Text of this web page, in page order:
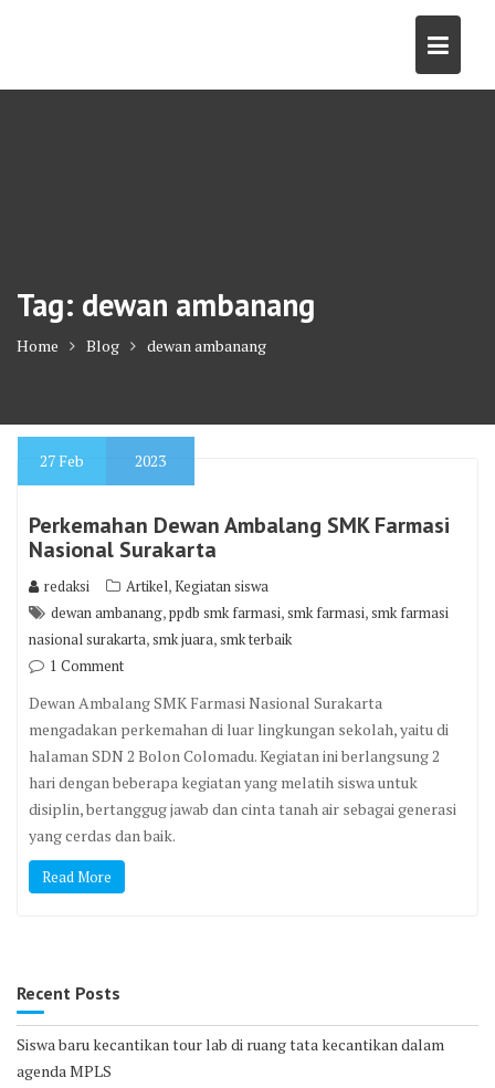
Tag: dewan ambanang
Home Blog dewan ambanang
27Feb 2023
Perkemahan Dewan Ambalang SMK Farmasi
Nasional Surakarta
redaksi Artikel,Kegiatan siswa
dewan ambanang,ppdb smk farmasi,smk farmasi,smk farmasi
nasional surakarta,smk juara,smk terbaik
1 Comment
Dewan Ambalang SMK Farmasi Nasional Surakarta
mengadakan perkemahan di luar lingkungan sekolah, yaitu di
halaman SDN 2 Bolon Colomadu. Kegiatan ini berlangsung 2
hari dengan beberapa kegiatan yang melatih siswa untuk
disiplin, bertanggug jawab dan cinta tanah air sebagai generasi
yang cerdas dan baik.
Read More
Recent Posts
Siswa baru kecantikan tour lab di ruang tata kecantikan dalam
agenda MPLS